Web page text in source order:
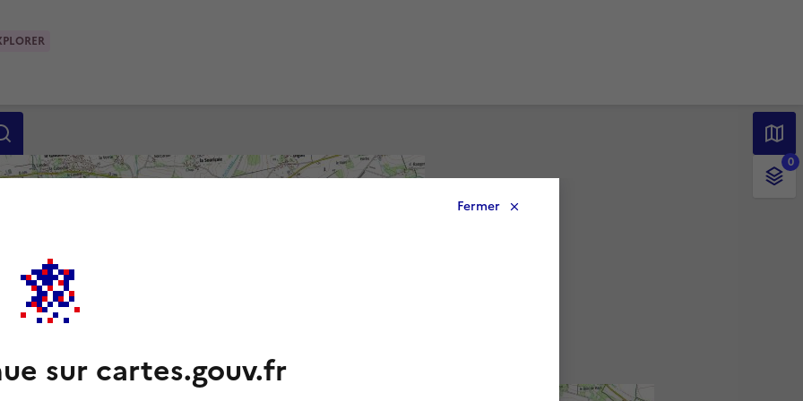
0
Fermer
sur cartes.gouv.fr